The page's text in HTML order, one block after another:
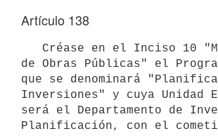
Artículo 138
de Obras Públicas" el
que se denominará
Inversiones" y cuya Unidad
será el Departamento de
Planificación, con el